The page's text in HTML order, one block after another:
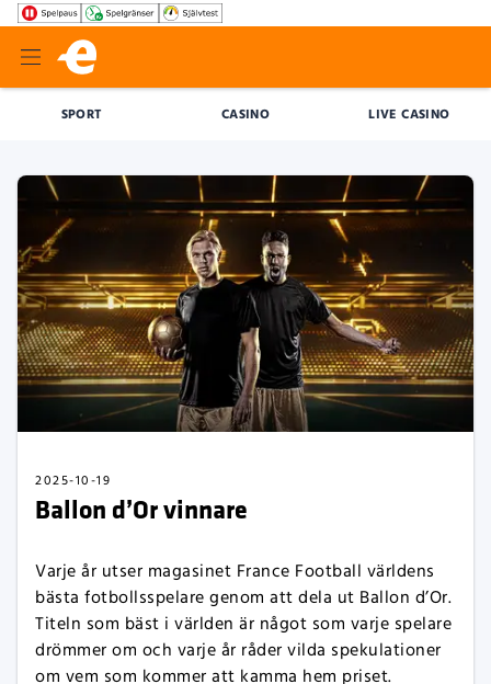
SPORT CASINO LIVE CASINO
2025-10-19
Ballon d’Or vinnare
Varje år utser magasinet France Football världens
bästa fotbollsspelare genom att dela ut Ballon d’Or.
Titeln som bäst i världen är något som varje spelare
drömmer om och varje år råder vilda spekulationer
om vem som kommer att kamma hem priset.